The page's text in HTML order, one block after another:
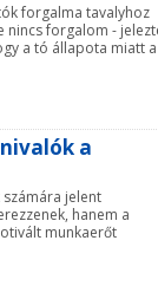
forgalma tavalyhoz
nincs forgalom -
a tó állapota miatt
a
jelent
hanem a
munkaerőt